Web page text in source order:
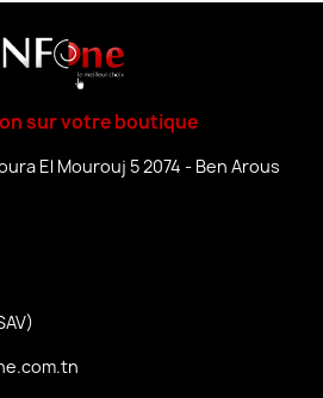
sur votre boutique
El Mourouj 5 2074 - Ben Arous